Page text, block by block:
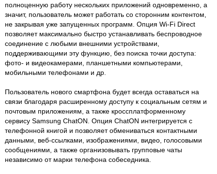
полноценную работу нескольких приложений одновременно, а
значит, пользователь может работать со сторонним контентом,
не закрывая уже запущенных программ. Опция Wi-Fi Direct
позволяет максимально быстро устанавливать беспроводное
соединение с любыми внешними устройствами,
поддерживающими эту функцию, без поиска точки доступа:
фото- и видеокамерами, планшетными компьютерами,
мобильными телефонами и др.
Пользователь нового смартфона будет всегда оставаться на
связи благодаря расширенному доступу к социальным сетям и
почтовым приложениям, а также кроссплатформенному
сервису Samsung ChatON. Опция ChatON интегрируется с
телефонной книгой и позволяет обмениваться контактными
данными, веб-ссылками, изображениями, видео, голосовыми
сообщениями, а также организовывать групповые чаты
независимо от марки телефона собеседника.